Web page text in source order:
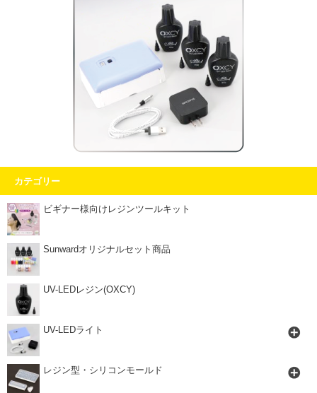
カテゴリー
ビギナー様向けレジンツールキット
Sunwardオリジナルセット商品
UV-LEDレジン(OXCY)
UV-LEDライト
レジン型・シリコンモールド